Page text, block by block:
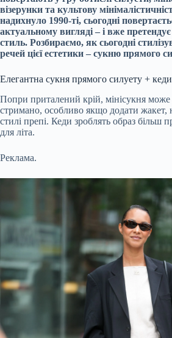
візерунки та культову
надихнуло 1990-ті, сьогодні
актуальному вигляді – і вже
стиль. Розбираємо, як сьогодні
речей цієї естетики – сукню прямого
Елегантна сукня прямого силуету + кеди
Попри приталений крій, мінісукня може
стримано, особливо якщо додати жакет,
стилі препі. Кеди зроблять образ більш
для літа.
Реклама.